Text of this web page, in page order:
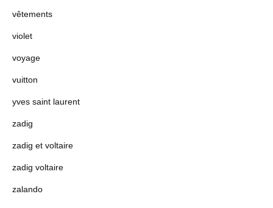
vêtements
violet
voyage
vuitton
yves saint laurent
zadig
zadig et voltaire
zadig voltaire
zalando